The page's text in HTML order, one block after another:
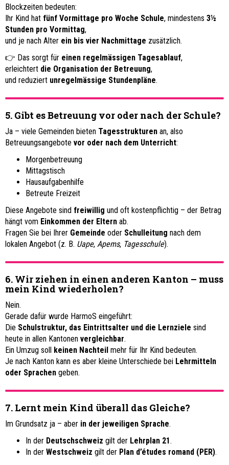
Blockzeiten bedeuten:
Ihr Kind hat fünf Vormittage pro Woche Schule, mindestens 3½
Stunden pro Vormittag,
und je nach Alter ein bis vier Nachmittage zusätzlich.
👉 Das sorgt für einen regelmässigen Tagesablauf,
erleichtert die Organisation der Betreuung,
und reduziert unregelmässige Stundenpläne.
5. Gibt es Betreuung vor oder nach der Schule?
Ja – viele Gemeinden bieten Tagesstrukturen an, also
Betreuungsangebote vor oder nach dem Unterricht:
Morgenbetreuung
Mittagstisch
Hausaufgabenhilfe
Betreute Freizeit
Diese Angebote sind freiwillig und oft kostenpflichtig – der Betrag
hängt vom Einkommen der Eltern ab.
Fragen Sie bei Ihrer Gemeinde oder Schulleitung nach dem
lokalen Angebot (z. B. Uape, Apems, Tagesschule).
6. Wir ziehen in einen anderen Kanton – muss
mein Kind wiederholen?
Nein.
Gerade dafür wurde HarmoS eingeführt:
Die Schulstruktur, das Eintrittsalter und die Lernziele sind
heute in allen Kantonen vergleichbar.
Ein Umzug soll keinen Nachteil mehr für Ihr Kind bedeuten.
Je nach Kanton kann es aber kleine Unterschiede bei Lehrmitteln
oder Sprachen geben.
7. Lernt mein Kind überall das Gleiche?
Im Grundsatz ja – aber in der jeweiligen Sprache.
In der Deutschschweiz gilt der Lehrplan 21.
In der Westschweiz gilt der Plan d’études romand (PER).